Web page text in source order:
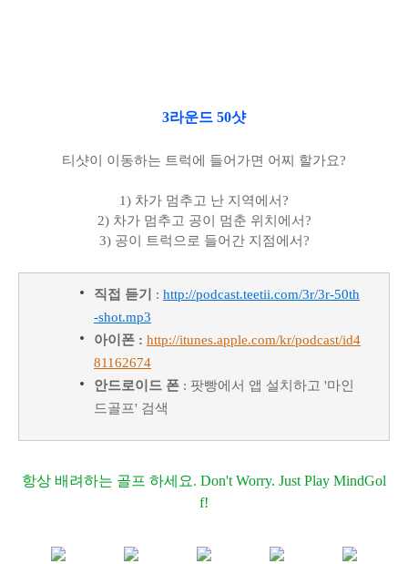
3라운드 50샷
티샷이 이동하는 트럭에 들어가면 어찌 할가요?
1) 차가 멈추고 난 지역에서?
2) 차가 멈추고 공이 멈춘 위치에서?
3) 공이 트럭으로 들어간 지점에서?
직접 듣기 : http://podcast.teetii.com/3r/3r-50th
-shot.mp3
아이폰 : http://itunes.apple.com/kr/podcast/id4
81162674
안드로이드 폰 : 팟빵에서 앱 설치하고 '마인
드골프' 검색
항상 배려하는 골프 하세요. Don't Worry. Just Play MindGol
f!